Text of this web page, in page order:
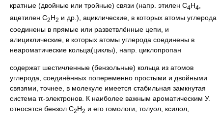
кратные (двойные или тройные) связи (напр. этилен С4Н4
ацетилен С2Н2 и др.), ациклические, в которых атомы углерода
соединены в прямые или разветвлённые цепи, и
алициклические, в которых атомы углерода соединены в
неароматические кольца(циклы), напр. циклопропан
содержат шестичленные (бензольные) кольца из атомов
углерода, соединённых попеременно простыми и двойными
связями, точнее, в молекуле имеется стабильная замкнутая
система π-электронов. К наиболее важным ароматическим У.
относятся бензол С2Н2 и его гомологи, толуол, ксилол,